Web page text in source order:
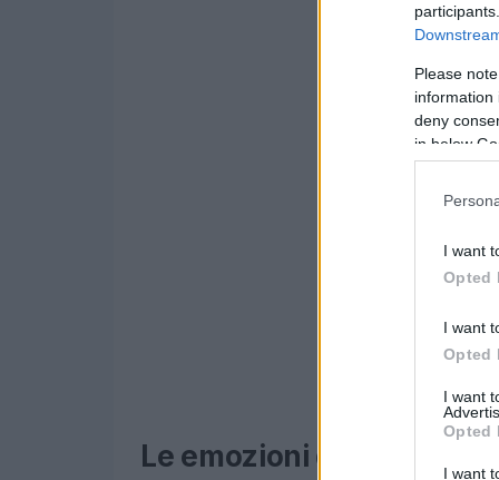
Please
information
deny
in below
I want
Opted
I want
Opted
I want
Opted
I want
Le emozioni delle gare